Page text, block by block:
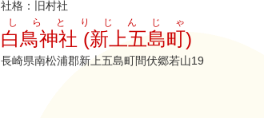
社格：旧村社
白鳥神社 (新上五島町)
しらとりじんじゃ
長崎県南松浦郡新上五島町間伏郷若山19